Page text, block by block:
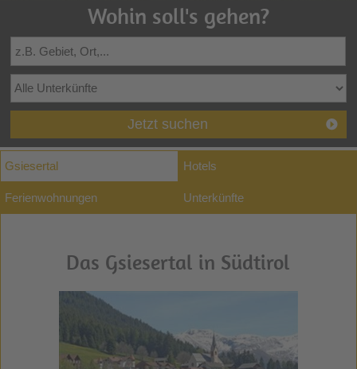
Wohin soll's gehen?
Jetzt suchen
Gsiesertal Hotels
Ferienwohnungen Unterkünfte
Das Gsiesertal in Südtirol